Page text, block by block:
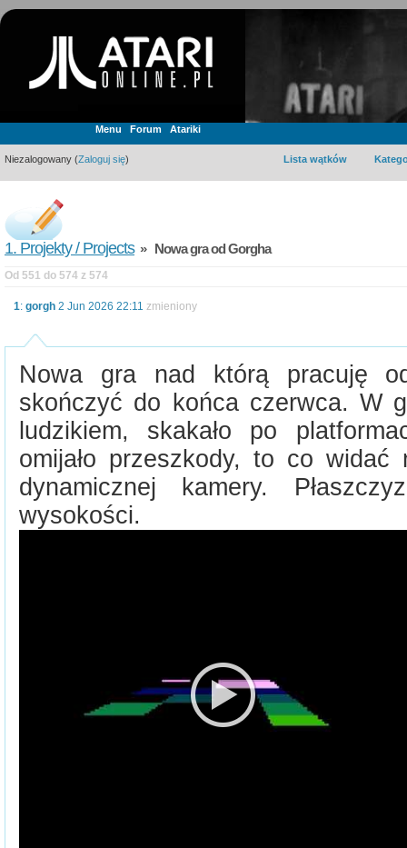
Menu Forum Atariki
Niezalogowany (Zaloguj się) Lista wątków
1. Projekty / Projects» Nowa gra od Gorgha
Od 551 do 574 z 574
1: gorgh 2 Jun 2026 22:11 zmieniony
Nowa gra nad którą pracuję
skończyć do końca czerwca. W
ludzikiem, skakało po
omijało przeszkody, to co
dynamicznej kamery.
wysokości.